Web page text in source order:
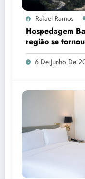
Rafael Ramos
Hospedagem
região se
inteligentes
Janeiro
6 De Junho De